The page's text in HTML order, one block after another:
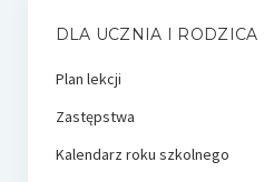
DLA UCZNIA I RODZICA
Plan lekcji
Zastępstwa
Kalendarz roku szkolnego